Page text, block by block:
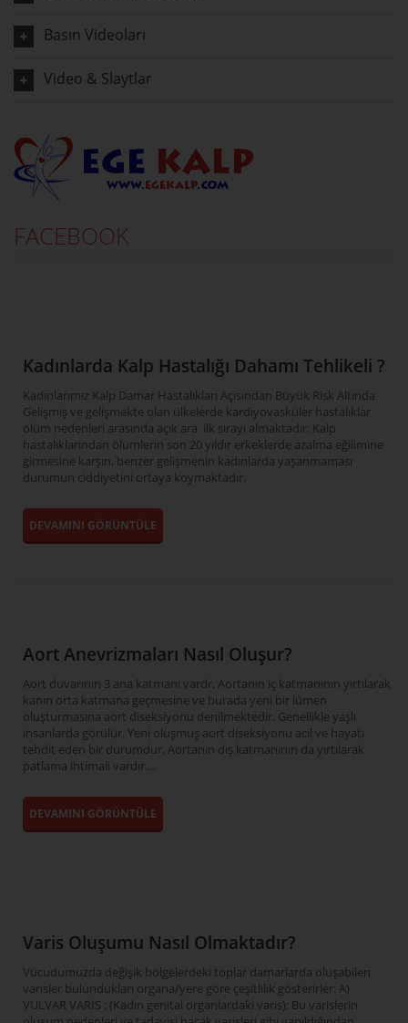
Basın Videoları
Video & Slaytlar
FACEBOOK
Kadınlarda Kalp Hastalığı Dahamı Tehlikeli ?
Kadınlarımız Kalp Damar Hastalıkları Açısından Büyük Risk Altında
Gelişmiş ve gelişmekte olan ülkelerde kardiyovasküler hastalıklar
ölüm nedenleri arasında açık ara ilk sırayı almaktadır. Kalp
hastalıklarından ölümlerin son 20 yıldır erkeklerde azalma eğilimine
girmesine karşın, benzer gelişmenin kadınlarda yaşanmaması
durumun ciddiyetini ortaya koymaktadır.
DEVAMINI GÖRÜNTÜLE
Aort Anevrizmaları Nasıl Oluşur?
Aort duvarının 3 ana katmanı vardr. Aortanın iç katmanının yırtılarak
kanın orta katmana geçmesine ve burada yeni bir lümen
oluşturmasına aort diseksiyonu denilmektedir. Genellikle yaşlı
insanlarda görülür. Yeni oluşmuş aort diseksiyonu acil ve hayatı
tehdit eden bir durumdur. Aortanın dış katmanının da yırtılarak
patlama ihtimali vardır....
DEVAMINI GÖRÜNTÜLE
Varis Oluşumu Nasıl Olmaktadır?
Vücudumuzda değişik bölgelerdeki toplar damarlarda oluşabilen
varisler bulundukları organa/yere göre çeşitlilik gösterirler: A)
VULVAR VARİS : (Kadın genital organlardaki varis): Bu varislerin